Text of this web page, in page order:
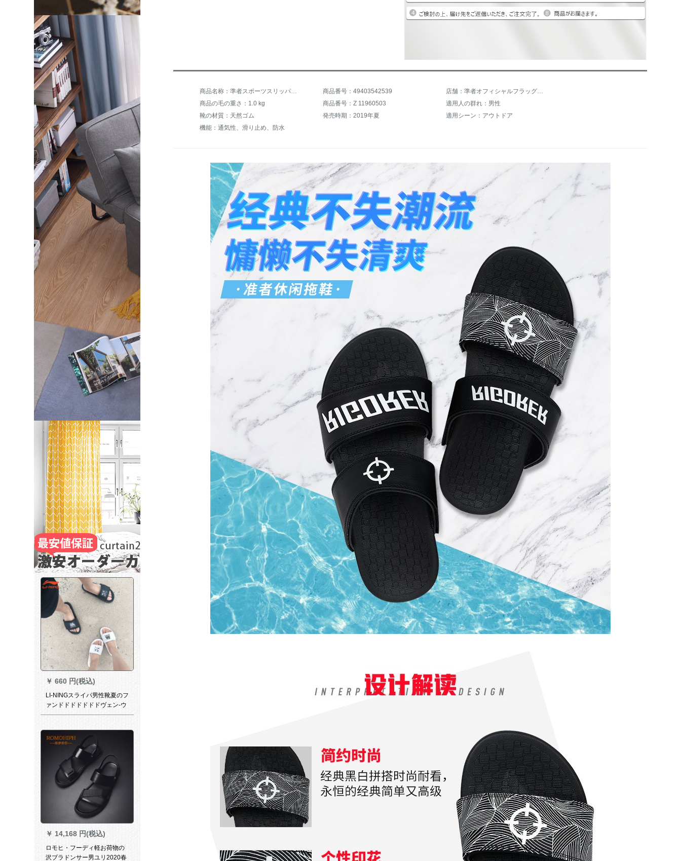
￥ 660 円(税込)
LI-NINGスライパ男性靴夏のフ
ァンドドドドドドドヴェン-ウ
ェル軽便ダンプバークベース
￥ 14,168 円(税込)
ロモヒ・フーディ軽お荷物の
沢ブラドンサー男ユリ2020春
商品名称：準者スポーツスリッパ男女新款夏季室内スリッパは怠け者の一字でおしゃれなスリッパを引くスポーツサンダルの木目は白黒44-45です。 商品番号：49403542539
店舗：準者オフィシャルフラッグショップ
商品の毛の重さ：1.0 kg
商品番号：Z 11960503
適用人の群れ：男性
靴の材質：天然ゴム
発売時期：2019年夏
適用シーン：アウトドア
機能：通気性、滑り止め、防水